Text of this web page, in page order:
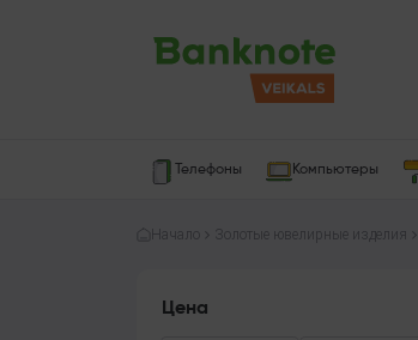
Телефоны Компьютеры
Начало Золотые ювелирные изделия
Цена